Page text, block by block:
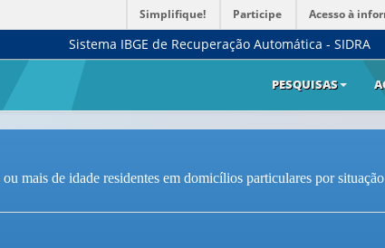
Simplifique! Participe Acesso à
Sistema IBGE de Recuperação Automática - SIDRA
PESQUISAS
mais de idade residentes em domicílios particulares por